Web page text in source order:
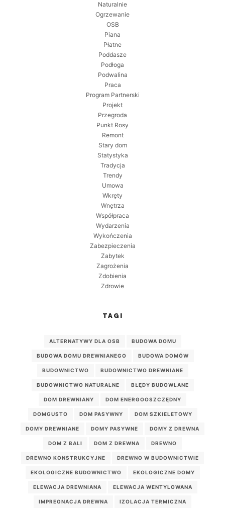
Naturalnie
Ogrzewanie
OSB
Piana
Płatne
Poddasze
Podłoga
Podwalina
Praca
Program Partnerski
Projekt
Przegroda
Punkt Rosy
Remont
Stary dom
Statystyka
Tradycja
Trendy
Umowa
Wkręty
Wnętrza
Współpraca
Wydarzenia
Wykończenia
Zabezpieczenia
Zabytek
Zagrożenia
Zdobienia
Zdrowie
TAGI
ALTERNATYWY DLA OSB BUDOWA DOMU
BUDOWA DOMU DREWNIANEGO BUDOWA DOMÓW
BUDOWNICTWO BUDOWNICTWO DREWNIANE
BUDOWNICTWO NATURALNE BŁĘDY BUDOWLANE
DOM DREWNIANY DOM ENERGOOSZCZĘDNY
DOMGUSTO DOM PASYWNY DOM SZKIELETOWY
DOMY DREWNIANE DOMY PASYWNE DOMY Z DREWNA
DOM Z BALI DOM Z DREWNA DREWNO
DREWNO KONSTRUKCYJNE DREWNO W BUDOWNICTWIE
EKOLOGICZNE BUDOWNICTWO EKOLOGICZNE DOMY
ELEWACJA DREWNIANA ELEWACJA WENTYLOWANA
IMPREGNACJA DREWNA IZOLACJA TERMICZNA